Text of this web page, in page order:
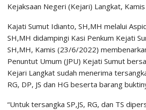
Kejaksaan Negeri (Kejari) Langkat,
Kajati Sumut Idianto, SH,MH melalui
SH,MH didampingi Kasi Penkum Kejati
SH,MH, Kamis (23/6/2022)
Penuntut Umum (JPU) Kejati Sumut
Kejari Langkat sudah menerima
RG, DP, JS dan HG beserta barang
“Untuk tersangka SP,JS, RG, dan TS